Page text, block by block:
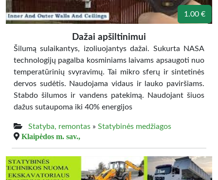
1.00 €
Dažai apšiltinimui
Šilumą sulaikantys, izoliuojantys dažai. Sukurta NASA
technologijų pagalba kosminiams laivams apsaugoti nuo
temperatūrinių svyravimų. Tai mikro sferų ir sintetinės
dervos sudėtis. Naudojama vidaus ir lauko paviršiams.
Stabdo šilumos ir vandens patekimą. Naudojant šiuos
dažus sutaupoma iki 40% energijos
Statyba, remontas » Statybinės medžiagos
Klaipėdos m. sav.,